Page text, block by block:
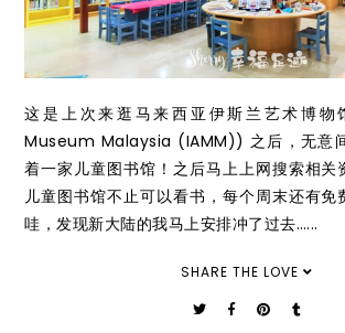
这是上次来逛马来西亚伊斯兰艺术博
Museum Malaysia (IAMM)) 之后，无意
着一家儿童图书馆！之后马上上网搜索相关
儿童图书馆不止可以看书，每个周末还有免
哇，发现新大陆的我马上安排冲了过去…...
SHARE THE LOVE